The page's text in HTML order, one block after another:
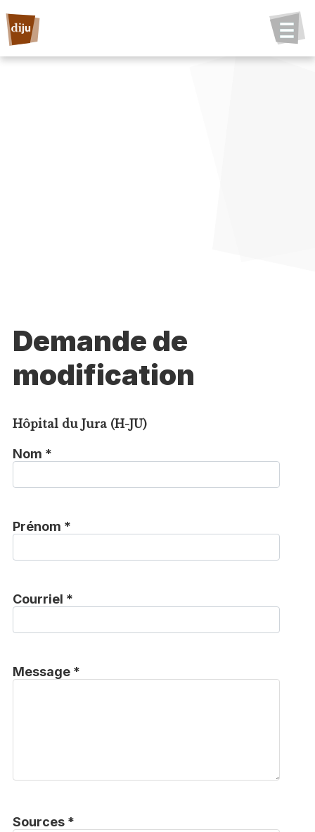
Demande de
modification
Hôpital du Jura (H-JU)
Nom *
Prénom *
Courriel *
Message *
Sources *